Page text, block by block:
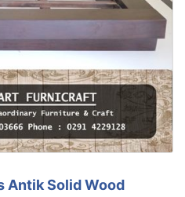
Antik Solid Wood